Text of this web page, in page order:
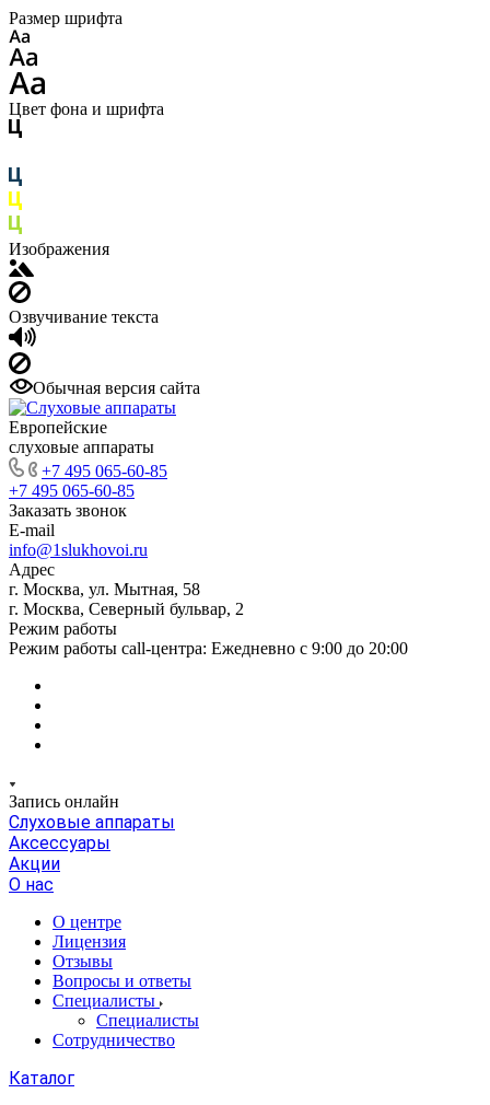
Размер шрифта
Цвет фона и шрифта
Изображения
Озвучивание текста
Обычная версия сайта
Европейские
слуховые аппараты
+7 495 065-60-85
+7 495 065-60-85
Заказать звонок
E-mail
info@1slukhovoi.ru
Адрес
г. Москва, ул. Мытная, 58
г. Москва, Северный бульвар, 2
Режим работы
Режим работы call-центра: Ежедневно с 9:00 до 20:00
Запись онлайн
Слуховые аппараты
Аксессуары
Акции
О нас
О центре
Лицензия
Отзывы
Вопросы и ответы
Специалисты
Специалисты
Сотрудничество
Каталог